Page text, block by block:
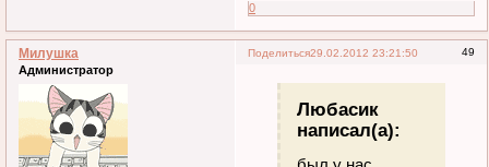
0
Поделиться 49
29.02.2012 23:21:50
Милушка
Администратор
Любасик
написал(а):